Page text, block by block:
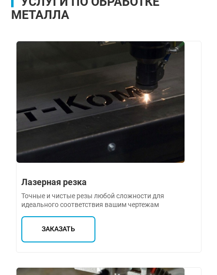
МЕТАЛЛА
Лазерная резка
Точные и чистые резы любой сложности для
идеального соответствия вашим чертежам
ЗАКАЗАТЬ